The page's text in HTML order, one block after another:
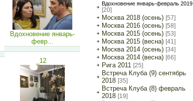
Вдохновение январь-
февр...
_12
Вдохновение январь-февраль 2019
[20]
Москва 2018 (осень) [57]
Москва 2016 (осень) [58]
Москва 2015 (осень) [53]
Москва 2015 (весна) [41]
Москва 2014 (осень) [34]
Москва 2014 (весна) [66]
Рига 2011 [25]
Встреча Клуба (9) сентябрь
2018 [35]
Встреча Клуба (8) февраль
2018 [19]